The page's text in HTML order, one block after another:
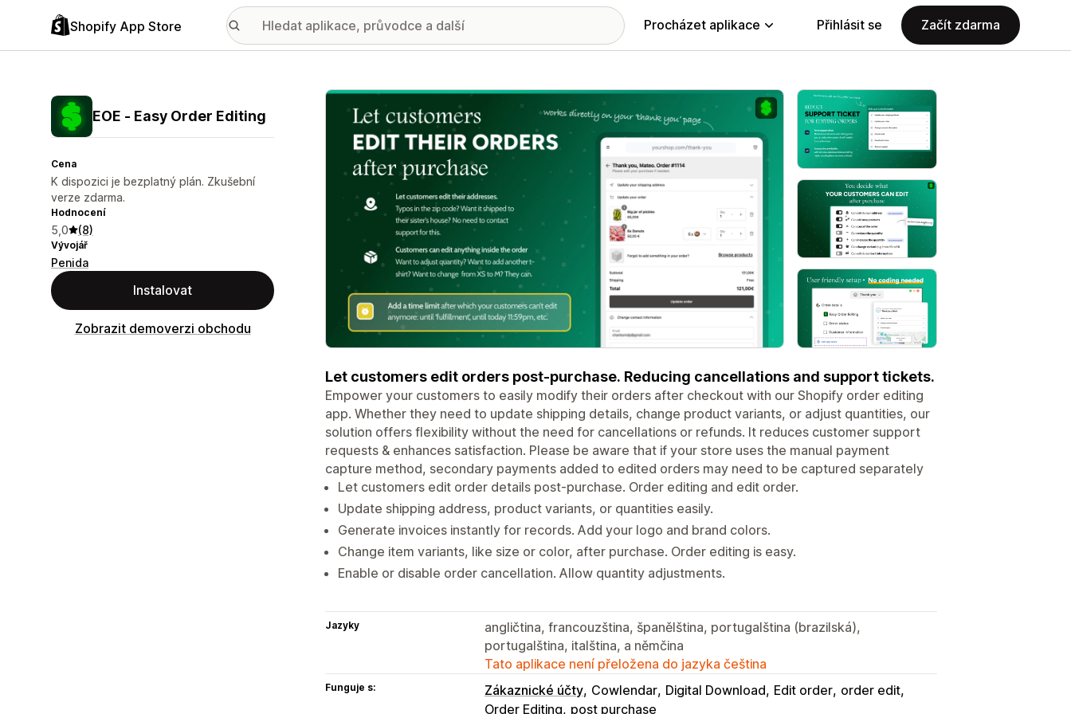
Shopify App Store Procházet aplikace Přihlásit se Začít zdarma
EOE ‑ Easy Order Editing
Cena
K dispozici je bezplatný plán. Zkušební
verze zdarma.
Hodnocení
5,0 (8)
Vývojář
Penida
Instalovat
Zobrazit demoverzi obchodu
Galerie propagovaných obrázků
Let customers edit orders post-purchase. Reducing cancellations and support tickets.
Empower your customers to easily modify their orders after checkout with our Shopify order editing
app. Whether they need to update shipping details, change product variants, or adjust quantities, our
solution offers flexibility without the need for cancellations or refunds. It reduces customer support
requests & enhances satisfaction. Please be aware that if your store uses the manual payment
capture method, secondary payments added to edited orders may need to be captured separately
Let customers edit order details post-purchase. Order editing and edit order.
Update shipping address, product variants, or quantities easily.
Generate invoices instantly for records. Add your logo and brand colors.
Change item variants, like size or color, after purchase. Order editing is easy.
Enable or disable order cancellation. Allow quantity adjustments.
Jazyky
angličtina, francouzština, španělština, portugalština (brazilská),
portugalština, italština, a němčina
Tato aplikace není přeložena do jazyka čeština
Funguje s: Zákaznické účty Cowlendar Digital Download Edit order order edit
Order Editing post purchase